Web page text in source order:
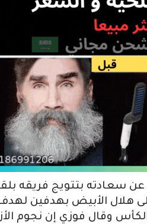
عن سعادته بتتويج فريقه
الأبيض بهدفين لهدف
وقال فوزي إن نجوم